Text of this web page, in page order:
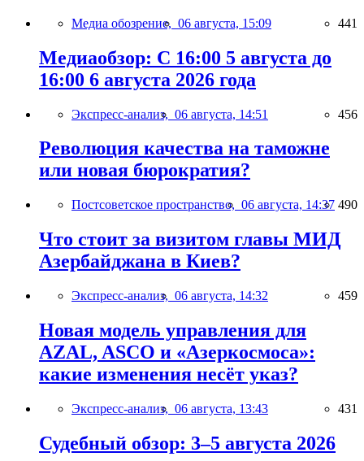
Медиа обозрение, 06 августа, 15:09 441
Медиаобзор: С 16:00 5 августа до
16:00 6 августа 2026 года
Экспресс-анализ, 06 августа, 14:51 456
Революция качества на таможне
или новая бюрократия?
Постсоветское пространство, 06 августа, 14:37 490
Что стоит за визитом главы МИД
Азербайджана в Киев?
Экспресс-анализ, 06 августа, 14:32 459
Новая модель управления для
AZAL, ASCO и «Азеркосмоса»:
какие изменения несёт указ?
Экспресс-анализ, 06 августа, 13:43 431
Судебный обзор: 3–5 августа 2026